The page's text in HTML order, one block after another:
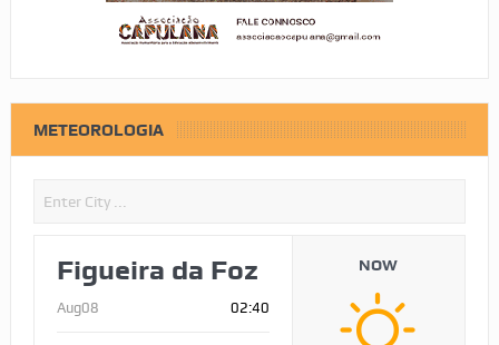
METEOROLOGIA
Figueira da Foz
Aug08 02:40
NOW